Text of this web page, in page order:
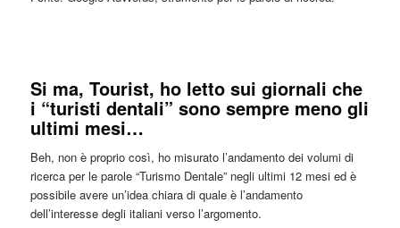
Si ma, Tourist, ho letto sui giornali che
i “turisti dentali” sono sempre meno gli
ultimi mesi…
Beh, non è proprio così, ho misurato l’andamento dei volumi di
ricerca per le parole “Turismo Dentale” negli ultimi 12 mesi ed è
possibile avere un’idea chiara di quale è l’andamento
dell’interesse degli italiani verso l’argomento.